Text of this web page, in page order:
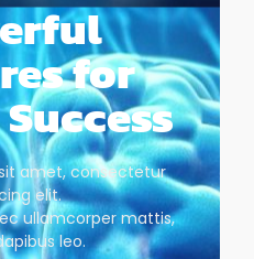
for
amet, consectetur
elit.
ullamcorper mattis,
leo.